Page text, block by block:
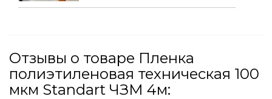
Отзывы о товаре Пленка
полиэтиленовая техническая 100
мкм Standart ЧЗМ 4м: